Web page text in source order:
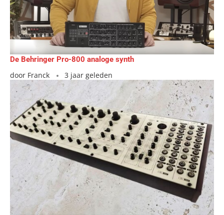
De Behringer Pro-800 analoge synth
door Franck 3 jaar geleden